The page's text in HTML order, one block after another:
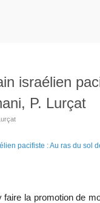
israélien
P. Lurçat
faire la promotion de